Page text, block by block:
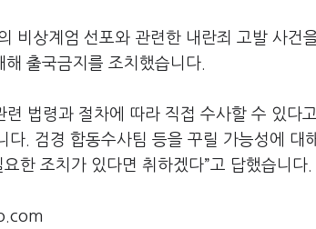
비상계엄 선포와 관련한 내란죄 고발 사건
출국금지를 조치했습니다.
련 법령과 절차에 따라 직접 수사할 수 있다
다. 검경 합동수사팀 등을 꾸릴 가능성에 대
한 조치가 있다면 취하겠다”고 답했습니다.